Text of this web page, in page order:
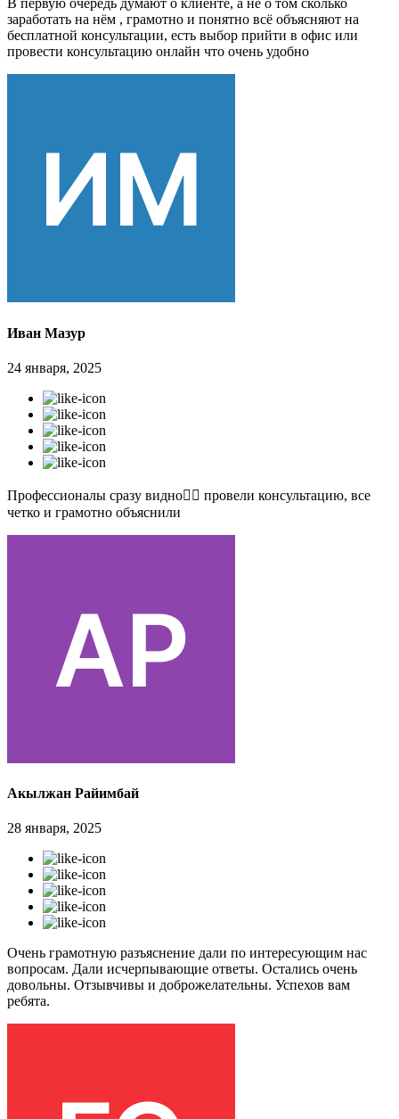
В первую очередь думают о клиенте, а не о том сколько
заработать на нём , грамотно и понятно всё объясняют на
бесплатной консультации, есть выбор прийти в офис или
провести консультацию онлайн что очень удобно
Иван Мазур
24 января, 2025
Профессионалы сразу видно👍🏻 провели консультацию, все
четко и грамотно объяснили
Акылжан Райимбай
28 января, 2025
Очень грамотную разъяснение дали по интересующим нас
вопросам. Дали исчерпывающие ответы. Остались очень
довольны. Отзывчивы и доброжелательны. Успехов вам
ребята.